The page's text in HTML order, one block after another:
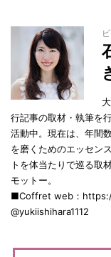
行記事の取材・執筆を
活動中。現在は、年間
を磨くためのエッセン
トを体当たりで巡る取
モットー。
■Coffret web：
@yukiishihara1112